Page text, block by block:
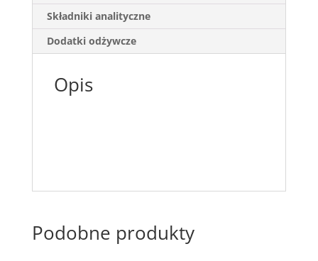
Składniki analityczne
Dodatki odżywcze
Opis
Podobne produkty